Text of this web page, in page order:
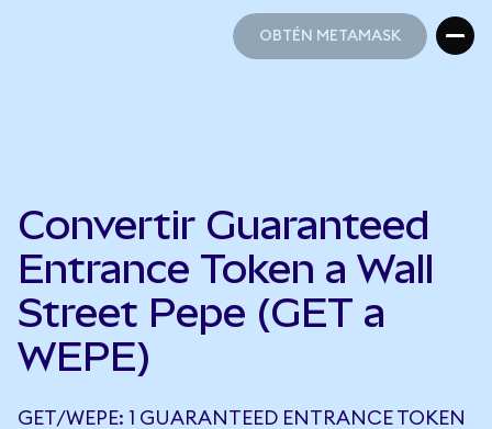
OBTÉN METAMASK
Convertir Guaranteed
Entrance Token a Wall
Street Pepe (GET a
WEPE)
GET/WEPE: 1 GUARANTEED ENTRANCE TOKEN